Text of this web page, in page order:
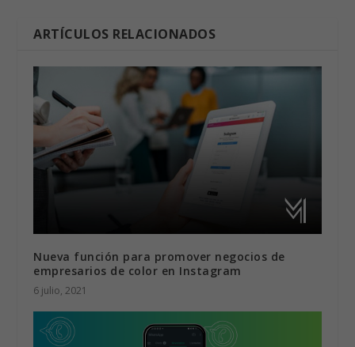
ARTÍCULOS RELACIONADOS
Nueva función para promover negocios de
empresarios de color en Instagram
6 julio, 2021